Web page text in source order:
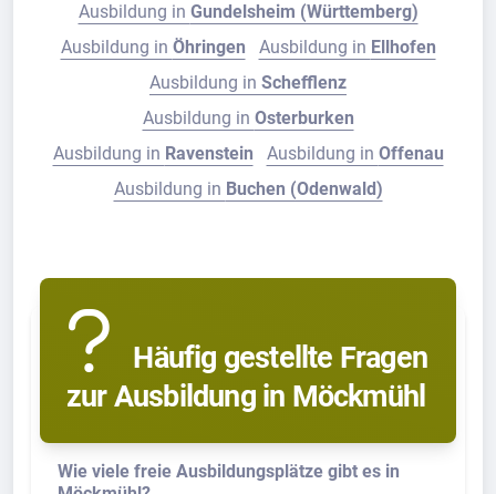
Ausbildung in Gundelsheim (Württemberg)
Ausbildung in Öhringen Ausbildung in Ellhofen
Ausbildung in Schefflenz
Ausbildung in Osterburken
Ausbildung in Ravenstein Ausbildung in Offenau
Ausbildung in Buchen (Odenwald)
Häufig gestellte Fragen
zur Ausbildung in Möckmühl
Wie viele freie Ausbildungsplätze gibt es in